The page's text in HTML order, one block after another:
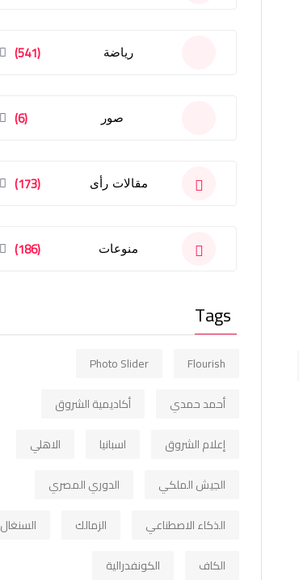
رياضة (541)
صور (6)
مقالات رأى (173)
منوعات (186)
Tags
Flourish
Photo Slider
أحمد حمدي
أكاديمية الشروق
إعلام الشروق
اسبانيا
الاهلي
الجيش الملكي
الدوري المصري
الذكاء الاصطناعي
الزمالك
السنغال
الكاف
الكونفدرالية